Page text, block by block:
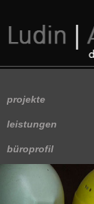
Navigation
projekte
leistungen
büroprofil